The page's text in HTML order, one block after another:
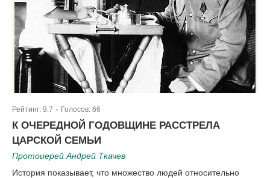
Рейтинг: 9.7 Голосов: 66
К ОЧЕРЕДНОЙ ГОДОВЩИНЕ РАССТРЕЛА
ЦАРСКОЙ СЕМЬИ
Протоиерей Андрей Ткачев
История показывает, что множество людей относительно